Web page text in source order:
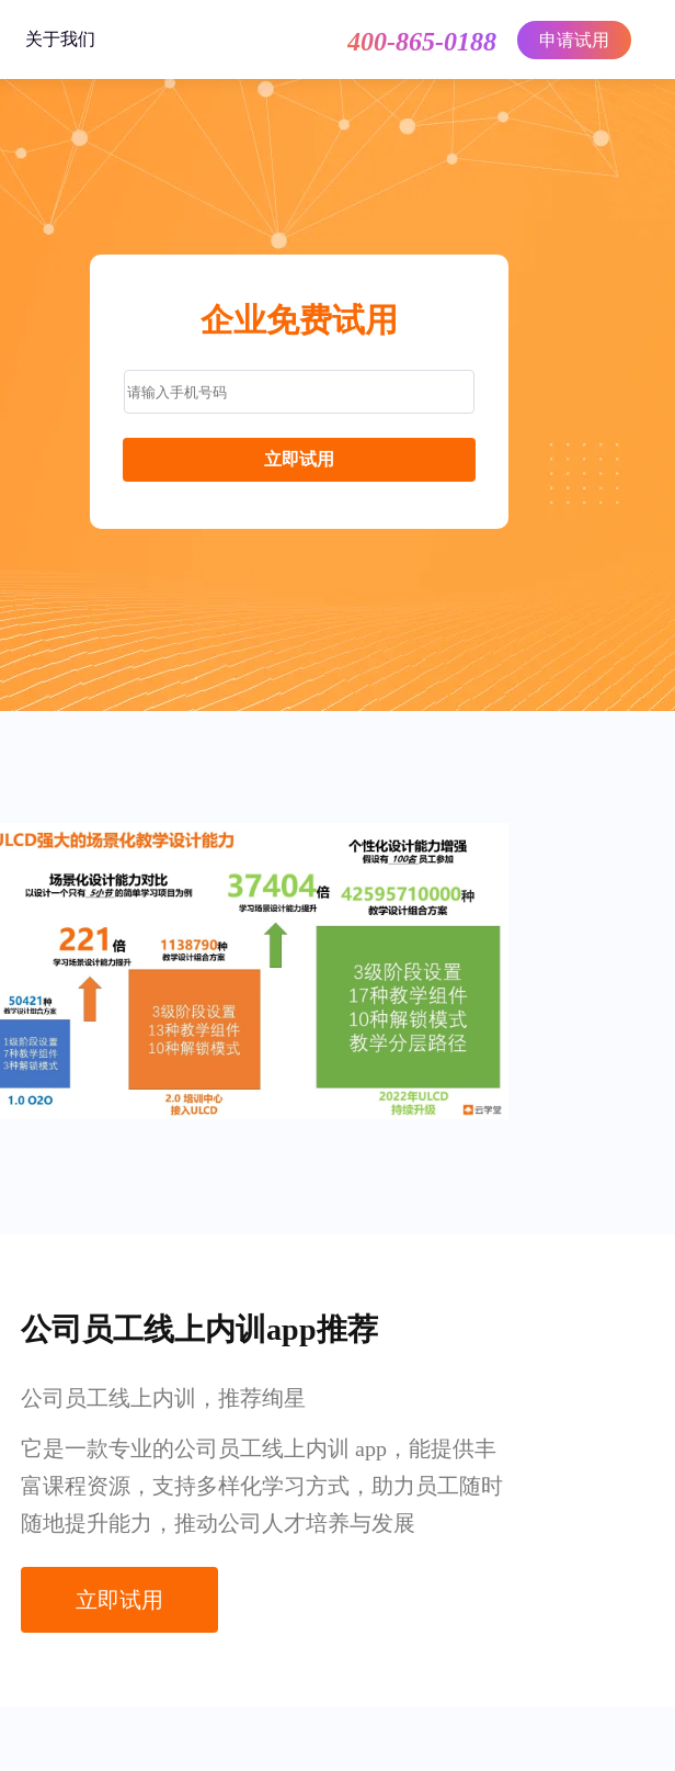
关于我们 400-865-0188 申请试用
企业免费试用
立即试用
公司员工线上内训app推荐
公司员工线上内训，推荐绚星
它是一款专业的公司员工线上内训 app，能提供丰
富课程资源，支持多样化学习方式，助力员工随时
随地提升能力，推动公司人才培养与发展
立即试用